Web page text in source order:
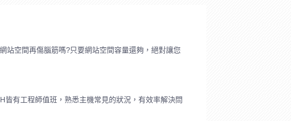
站空間再傷腦筋嗎?只要網站空間容量還夠，絕對讓您
有工程師值班，熟悉主機常見的狀況，有效率解決問